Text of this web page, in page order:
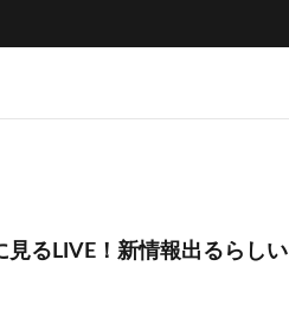
見るLIVE！新情報出るらしい